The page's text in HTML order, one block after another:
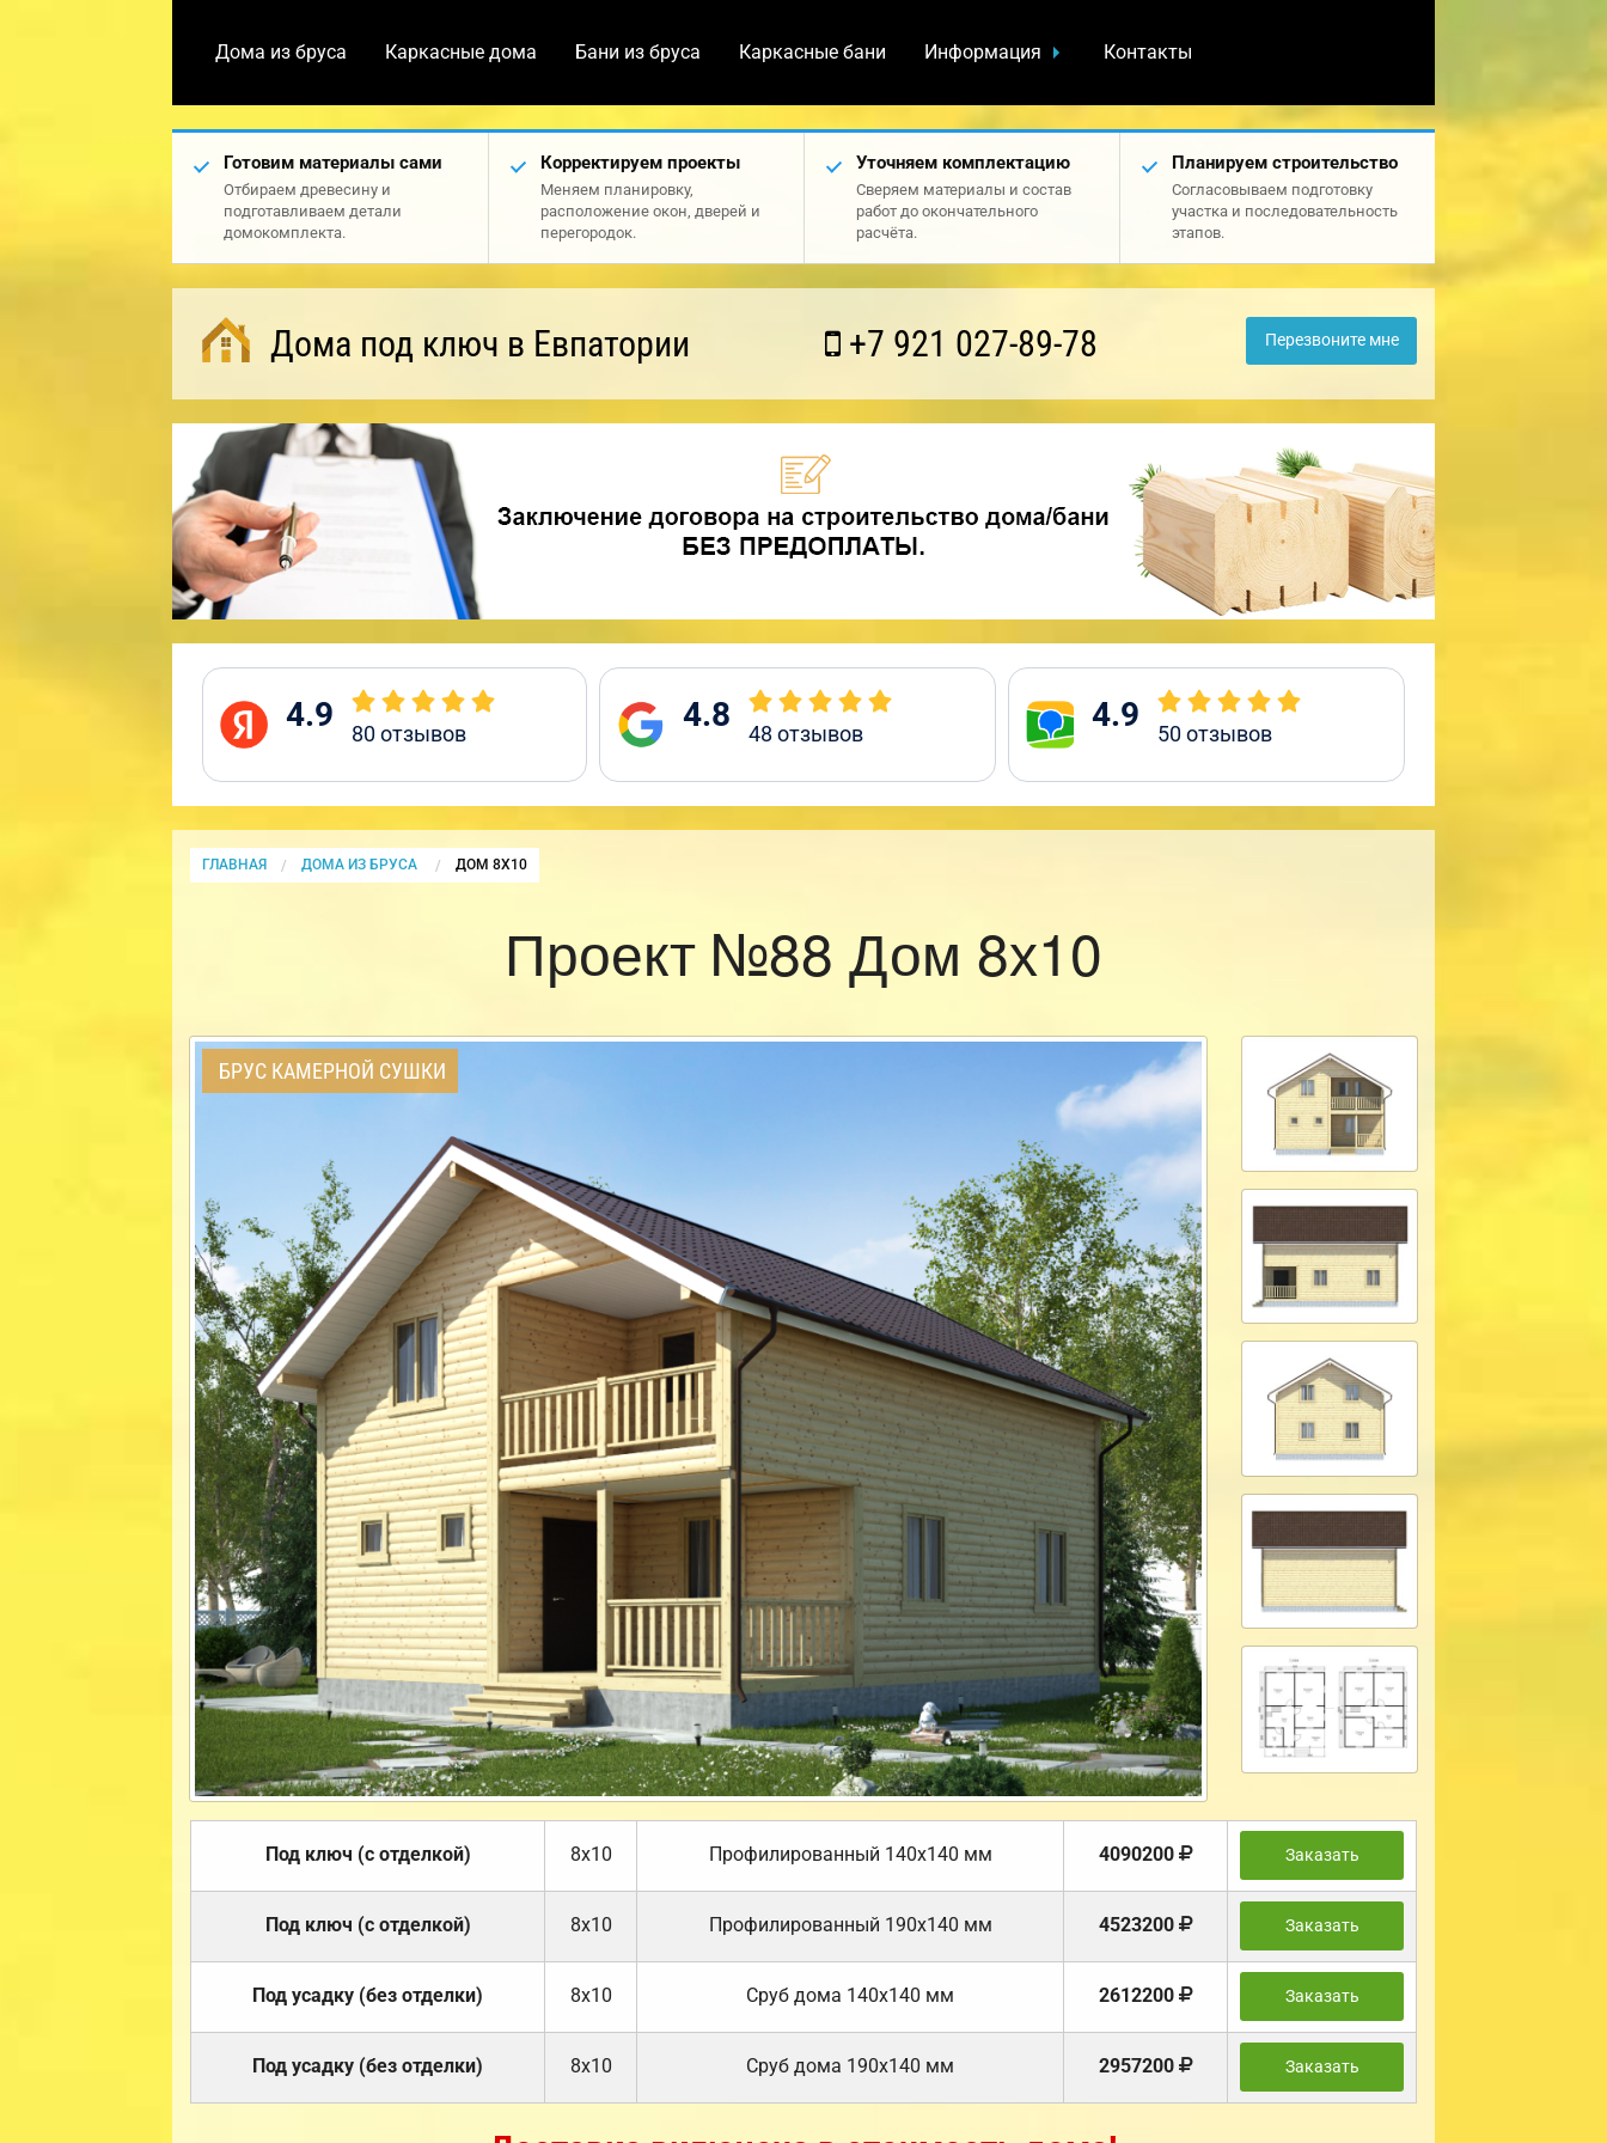
Дома из бруса Каркасные дома Бани из бруса Каркасные бани Информация Контакты
Готовим материалы сами
Отбираем древесину и
подготавливаем детали
домокомплекта.
Корректируем проекты
Меняем планировку,
расположение окон, дверей и
перегородок.
Уточняем комплектацию
Сверяем материалы и состав
работ до окончательного
расчёта.
Планируем строительство
Согласовываем подготовку
участка и последовательность
этапов.
Дома под ключ в Евпатории +7 921 027-89-78 Перезвоните мне
4.9 80отзывов 4.8 48 отзывов 4.9 50отзывов
ГЛАВНАЯ ДОМА ИЗ БРУСА CURRENT:
ДОМ 8Х10
Проект №88 Дом 8х10
БРУС КАМЕРНОЙ СУШКИ
Под ключ (с отделкой) 8х10 Профилированный 140х140 мм 4090200 Заказать
Под ключ (с отделкой) 8х10 Профилированный 190х140 мм 4523200 Заказать
Под усадку (без отделки) 8х10 Cруб дома 140х140 мм 2612200 Заказать
Под усадку (без отделки) 8х10 Cруб дома 190х140 мм 2957200 Заказать